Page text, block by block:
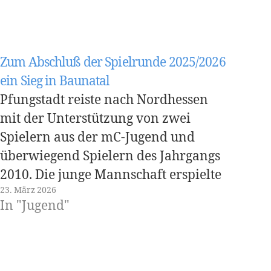
Zum Abschluß der Spielrunde 2025/2026
ein Sieg in Baunatal
Pfungstadt reiste nach Nordhessen
mit der Unterstützung von zwei
Spielern aus der mC-Jugend und
überwiegend Spielern des Jahrgangs
2010. Die junge Mannschaft erspielte
sich einen Arbeitssieg, der bis zur 20.
Spielminute mit einem 5 Tore
23. März 2026
In "Jugend"